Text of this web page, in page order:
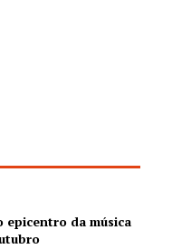
epicentro da música